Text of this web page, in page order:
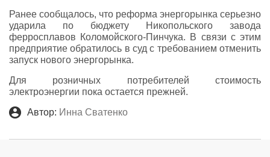
Ранее сообщалось, что реформа энергорынка серьезно
ударила по бюджету Никопольского завода
ферросплавов Коломойского-Пинчука. В связи с этим
предприятие обратилось в суд с требованием отменить
запуск нового энергорынка.
Для розничных потребителей стоимость
электроэнергии пока остается прежней.
Автор: Инна Сватенко